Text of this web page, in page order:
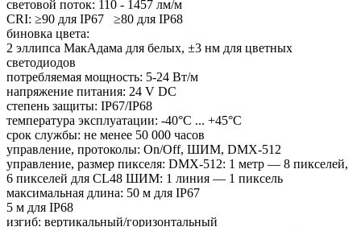
световой поток: 110 - 1457 лм/м
CRI: ≥90 для IP67 ≥80 для IP68
биновка цвета:
2 эллипса МакАдама для белых, ±3 нм для цветных
светодиодов
потребляемая мощность: 5-24 Вт/м
напряжение питания: 24 V DC
степень защиты: IP67/IP68
температура эксплуатации: -40°С ... +45°С
срок службы: не менее 50 000 часов
управление, протоколы: On/Off, ШИМ, DMX-512
управление, размер пикселя: DMX-512: 1 метр — 8 пикселей,
6 пикселей для CL48 ШИМ: 1 линия — 1 пиксель
максимальная длина: 50 м для IP67
5 м для IP68
изгиб: вертикальный/горизонтальный